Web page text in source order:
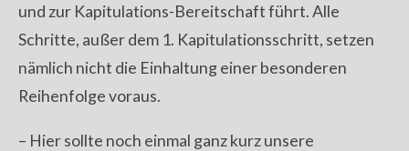
und zur Kapitulations-Bereitschaft führt. Alle
Schritte, außer dem 1. Kapitulationsschritt, setzen
nämlich nicht die Einhaltung einer besonderen
Reihenfolge voraus.
– Hier sollte noch einmal ganz kurz unsere